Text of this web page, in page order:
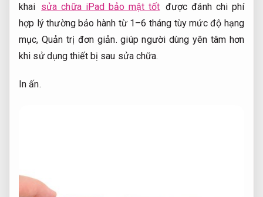
khai sửa chữa iPad bảo mật tốt được đánh chi phí
hợp lý thường bảo hành từ 1–6 tháng tùy mức độ hạng
mục,Quản trị đơn giản. giúp người dùng yên tâm hơn
khi sử dụng thiết bị sau sửa chữa.
In ấn.